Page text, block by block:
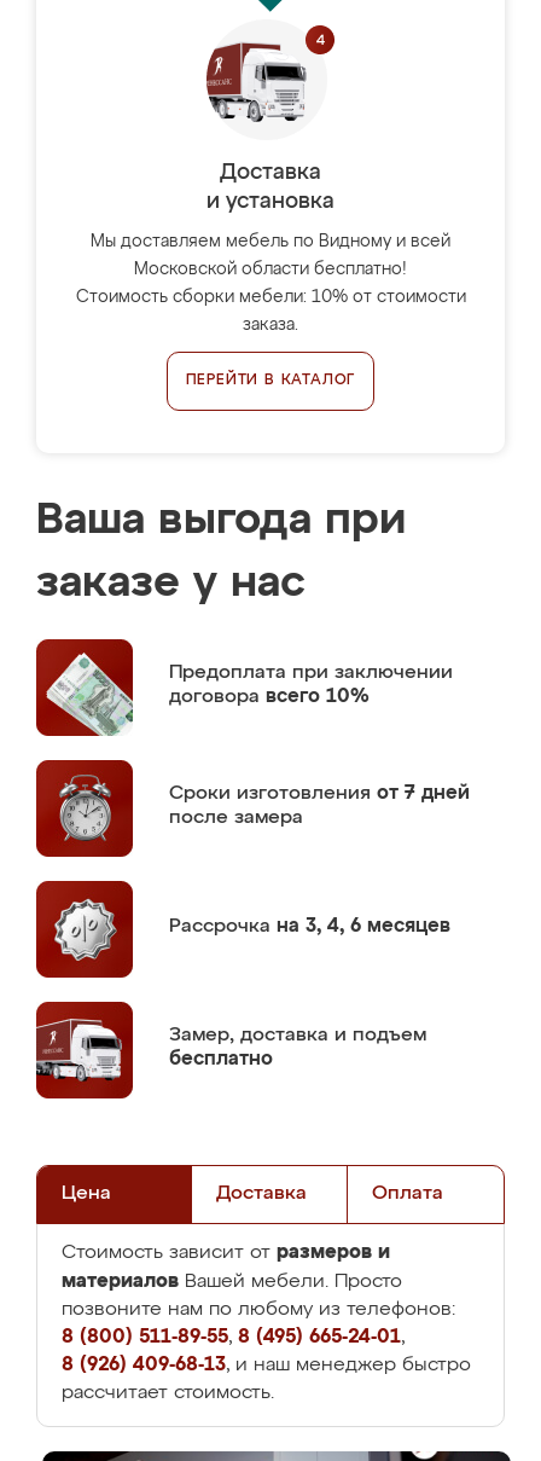
Доставка
и установка
Мы доставляем мебель по Видному и всей
Московской области бесплатно!
Стоимость сборки мебели: 10% от стоимости
заказа.
ПЕРЕЙТИ В КАТАЛОГ
Ваша выгода при
заказе у нас
Предоплата при заключении
договора всего 10%
Сроки изготовления от 7 дней
после замера
Рассрочка на 3, 4, 6 месяцев
Замер, доставка и подъем
бесплатно
Цена Доставка Оплата
Стоимость зависит от размеров и
материалов Вашей мебели. Просто
позвоните нам по любому из телефонов:
8 (800) 511-89-55, 8 (495) 665-24-01,
8 (926) 409-68-13, и наш менеджер быстро
рассчитает стоимость.